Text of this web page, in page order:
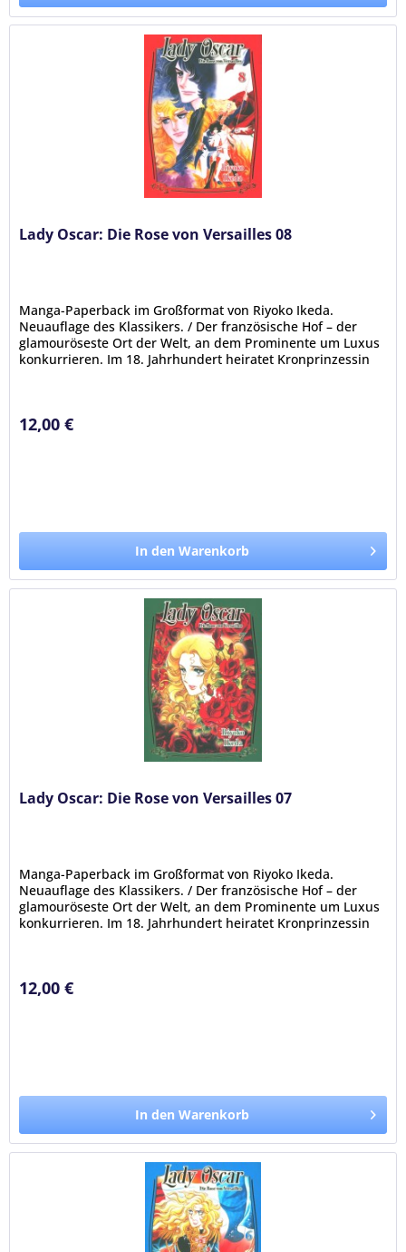
Lady Oscar: Die Rose von Versailles 08
Manga-Paperback im Großformat von Riyoko Ikeda.
Neuauflage des Klassikers. / Der französische Hof – der
glamouröseste Ort der Welt, an dem Prominente um Luxus
konkurrieren. Im 18. Jahrhundert heiratet Kronprinzessin
12,00 €
In den Warenkorb
Lady Oscar: Die Rose von Versailles 07
Manga-Paperback im Großformat von Riyoko Ikeda.
Neuauflage des Klassikers. / Der französische Hof – der
glamouröseste Ort der Welt, an dem Prominente um Luxus
konkurrieren. Im 18. Jahrhundert heiratet Kronprinzessin
12,00 €
In den Warenkorb